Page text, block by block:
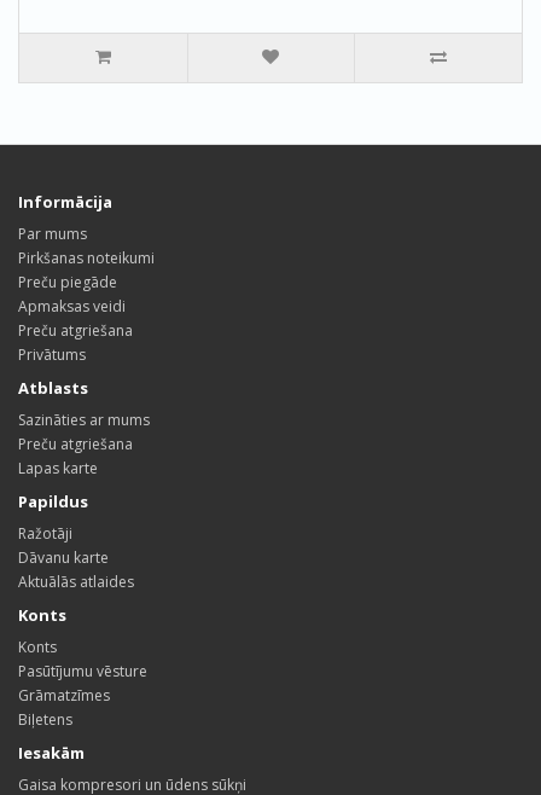
Informācija
Par mums
Pirkšanas noteikumi
Preču piegāde
Apmaksas veidi
Preču atgriešana
Privātums
Atblasts
Sazināties ar mums
Preču atgriešana
Lapas karte
Papildus
Ražotāji
Dāvanu karte
Aktuālās atlaides
Konts
Konts
Pasūtījumu vēsture
Grāmatzīmes
Biļetens
Iesakām
Gaisa kompresori un ūdens sūkņi